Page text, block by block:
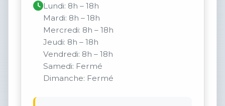
Lundi: 8h – 18h
Mardi: 8h – 18h
Mercredi: 8h – 18h
Jeudi: 8h – 18h
Vendredi: 8h – 18h
Samedi: Fermé
Dimanche: Fermé